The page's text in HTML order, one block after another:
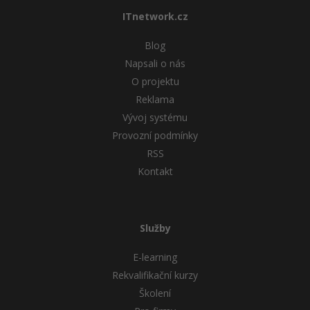
Kybernetická bezpečnost
Elektronický podpis
ITnetwork.cz
Blog
Napsali o nás
O projektu
Reklama
Vývoj systému
Provozní podmínky
RSS
Kontakt
Služby
E-learning
Rekvalifikační kurzy
Školení